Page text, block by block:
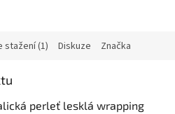
stažení (1) Diskuze Značka
perleť lesklá wrapping